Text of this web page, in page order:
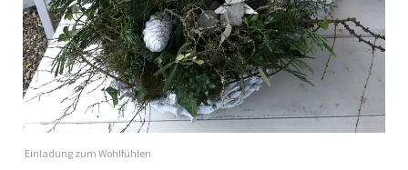
Einladung zum Wohlfühlen